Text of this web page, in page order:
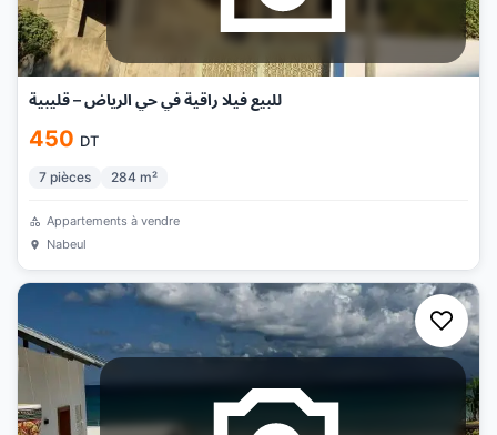
للبيع فيلا راقية في حي الرياض – قليبية
450 DT
7 pièces 284 m²
Appartements à vendre
Nabeul